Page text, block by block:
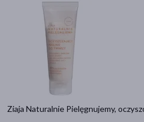
Ziaja Naturalnie Pielęgnujemy,